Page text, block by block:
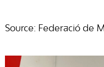
Source: Federació de